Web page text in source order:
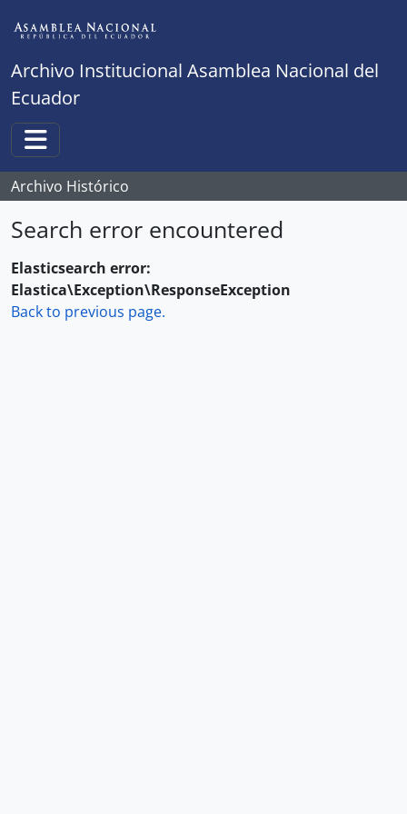
Archivo Institucional Asamblea Nacional del
Ecuador
Toggle navigation
Archivo Histórico
Search error encountered
Elasticsearch error:
Elastica\Exception\ResponseException
Back to previous page.